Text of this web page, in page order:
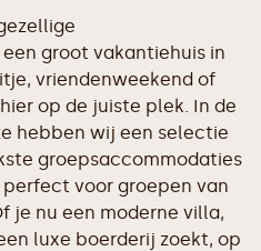
groot vakantiehuis in
vriendenweekend of
op de juiste plek. In de
hebben wij een selectie
groepsaccommodaties
voor groepen van
je nu een moderne villa,
luxe boerderij zoekt, op